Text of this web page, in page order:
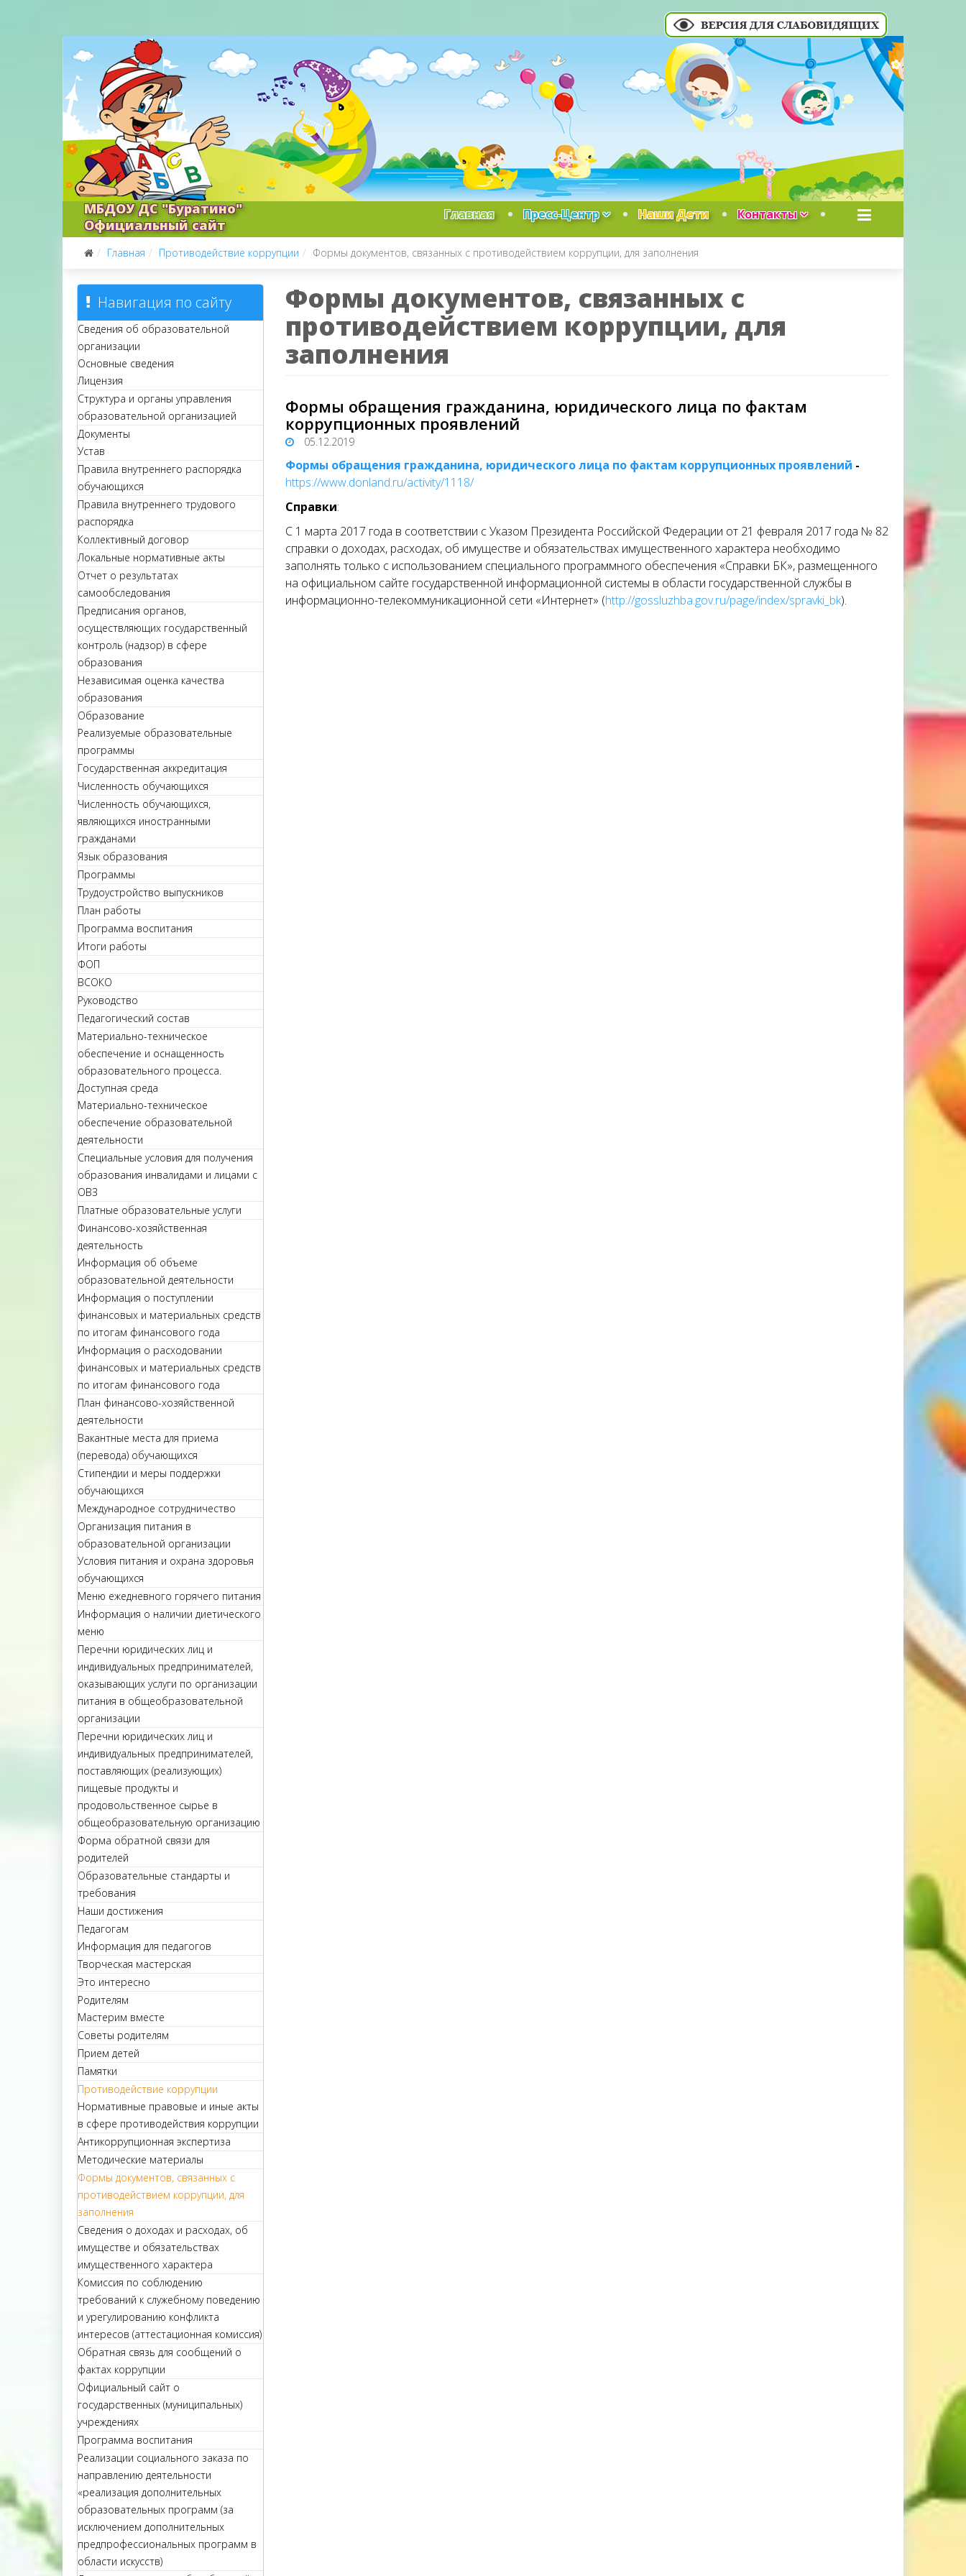
МБДОУ ДС "Буратино"
Официальный сайт
Главная Пресс-Центр Наши Дети Контакты
Главная Противодействие коррупции Формы документов, связанных с противодействием коррупции, для заполнения
Навигация по сайту
Сведения об образовательной
организации
Основные сведения
Лицензия
Структура и органы управления
образовательной организацией
Документы
Устав
Правила внутреннего распорядка
обучающихся
Правила внутреннего трудового
распорядка
Коллективный договор
Локальные нормативные акты
Отчет о результатах
самообследования
Предписания органов,
осуществляющих государственный
контроль (надзор) в сфере
образования
Независимая оценка качества
образования
Образование
Реализуемые образовательные
программы
Государственная аккредитация
Численность обучающихся
Численность обучающихся,
являющихся иностранными
гражданами
Язык образования
Программы
Трудоустройство выпускников
План работы
Программа воспитания
Итоги работы
ФОП
ВСОКО
Руководство
Педагогический состав
Материально-техническое
обеспечение и оснащенность
образовательного процесса.
Доступная среда
Материально-техническое
обеспечение образовательной
деятельности
Специальные условия для получения
образования инвалидами и лицами с
ОВЗ
Платные образовательные услуги
Финансово-хозяйственная
деятельность
Информация об объеме
образовательной деятельности
Информация о поступлении
финансовых и материальных средств
по итогам финансового года
Информация о расходовании
финансовых и материальных средств
по итогам финансового года
План финансово-хозяйственной
деятельности
Вакантные места для приема
(перевода) обучающихся
Стипендии и меры поддержки
обучающихся
Международное сотрудничество
Организация питания в
образовательной организации
Условия питания и охрана здоровья
обучающихся
Меню ежедневного горячего питания
Информация о наличии диетического
меню
Перечни юридических лиц и
индивидуальных предпринимателей,
оказывающих услуги по организации
питания в общеобразовательной
организации
Перечни юридических лиц и
индивидуальных предпринимателей,
поставляющих (реализующих)
пищевые продукты и
продовольственное сырье в
общеобразовательную организацию
Форма обратной связи для
родителей
Образовательные стандарты и
требования
Наши достижения
Педагогам
Информация для педагогов
Творческая мастерская
Это интересно
Родителям
Мастерим вместе
Советы родителям
Прием детей
Памятки
Противодействие коррупции
Нормативные правовые и иные акты
в сфере противодействия коррупции
Антикоррупционная экспертиза
Методические материалы
Формы документов, связанных с
противодействием коррупции, для
заполнения
Сведения о доходах и расходах, об
имуществе и обязательствах
имущественного характера
Комиссия по соблюдению
требований к служебному поведению
и урегулированию конфликта
интересов (аттестационная комиссия)
Обратная связь для сообщений о
фактах коррупции
Официальный сайт о
государственных (муниципальных)
учреждениях
Программа воспитания
Реализации социального заказа по
направлению деятельности
«реализация дополнительных
образовательных программ (за
исключением дополнительных
предпрофессиональных программ в
области искусств)
Формы документов, связанных с
противодействием коррупции, для
заполнения
Формы обращения гражданина, юридического лица по фактам
коррупционных проявлений
05.12.2019
Формы обращения гражданина, юридического лица по фактам коррупционных проявлений -
https://www.donland.ru/activity/1118/
Справки:
С 1 марта 2017 года в соответствии с Указом Президента Российской Федерации от 21 февраля 2017 года № 82
справки о доходах, расходах, об имуществе и обязательствах имущественного характера необходимо
заполнять только с использованием специального программного обеспечения «Справки БК», размещенного
на официальном сайте государственной информационной системы в области государственной службы в
информационно-телекоммуникационной сети «Интернет» (http://gossluzhba.gov.ru/page/index/spravki_bk).